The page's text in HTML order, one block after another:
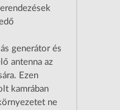
generátor és
antenna az
Ezen
kamrában
ne